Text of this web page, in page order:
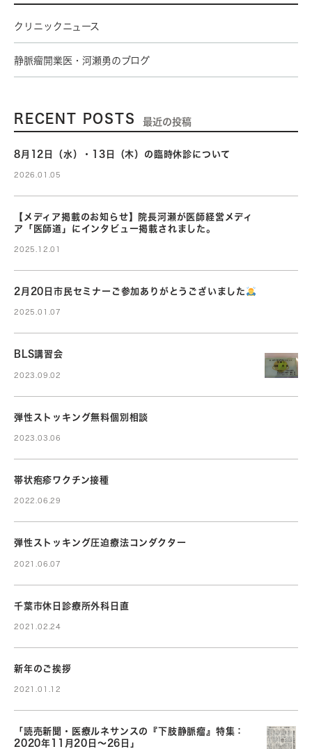
クリニックニュース
静脈瘤開業医・河瀬勇のブログ
RECENT POSTS 最近の投稿
8月12日（水）・13日（木）の臨時休診について
2026.01.05
【メディア掲載のお知らせ】院長河瀬が医師経営メディ
ア「医師道」にインタビュー掲載されました。
2025.12.01
2月20日市民セミナーご参加ありがとうございました
2025.01.07
BLS講習会
2023.09.02
弾性ストッキング無料個別相談
2023.03.06
帯状疱疹ワクチン接種
2022.06.29
弾性ストッキング圧迫療法コンダクター
2021.06.07
千葉市休日診療所外科日直
2021.02.24
新年のご挨拶
2021.01.12
「読売新聞・医療ルネサンスの『下肢静脈瘤』特集：
2020年11月20日～26日」